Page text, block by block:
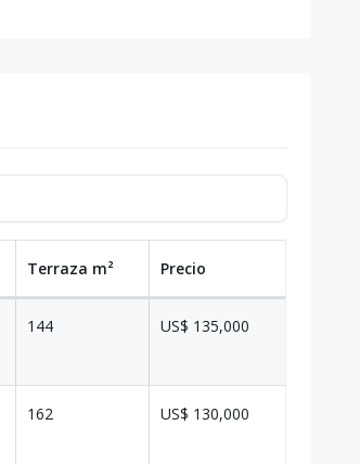
Terraza m² Precio
144 US$ 135,000
162 US$ 130,000